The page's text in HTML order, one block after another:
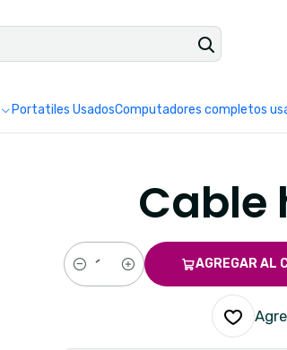
Portatiles UsadosComputadores completos
Cable
Cantidad
AGREGAR AL